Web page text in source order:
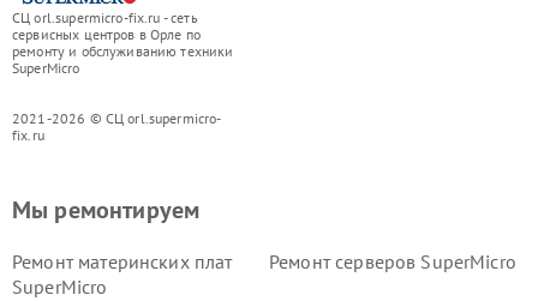
СЦ orl.supermicro-fix.ru - сеть
сервисных центров в Орле по
ремонту и обслуживанию техники
SuperMicro
2021-2026 © СЦ orl.supermicro-
fix.ru
Мы ремонтируем
Ремонт материнских плат
SuperMicro
Ремонт серверов SuperMicro